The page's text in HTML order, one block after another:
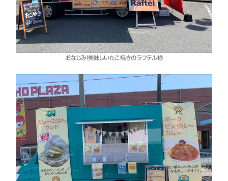
おなじみ！美味しいたこ焼きのラフテル様